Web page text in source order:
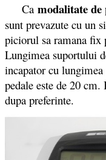
Ca modalitate de
sunt prevazute cu un
piciorul sa ramana fix
Lungimea suportului
incapator cu
pedale este de 20
dupa preferinte.